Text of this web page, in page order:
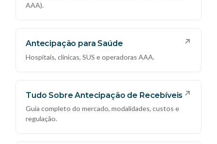
AAA).
Antecipação para Saúde ↗
Hospitais, clínicas, SUS e operadoras AAA.
Tudo Sobre Antecipação de Recebíveis ↗
Guia completo do mercado, modalidades, custos e
regulação.